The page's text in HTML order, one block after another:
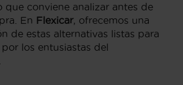
que conviene analizar antes de
En Flexicar, ofrecemos una
de estas alternativas listas para
los entusiastas del